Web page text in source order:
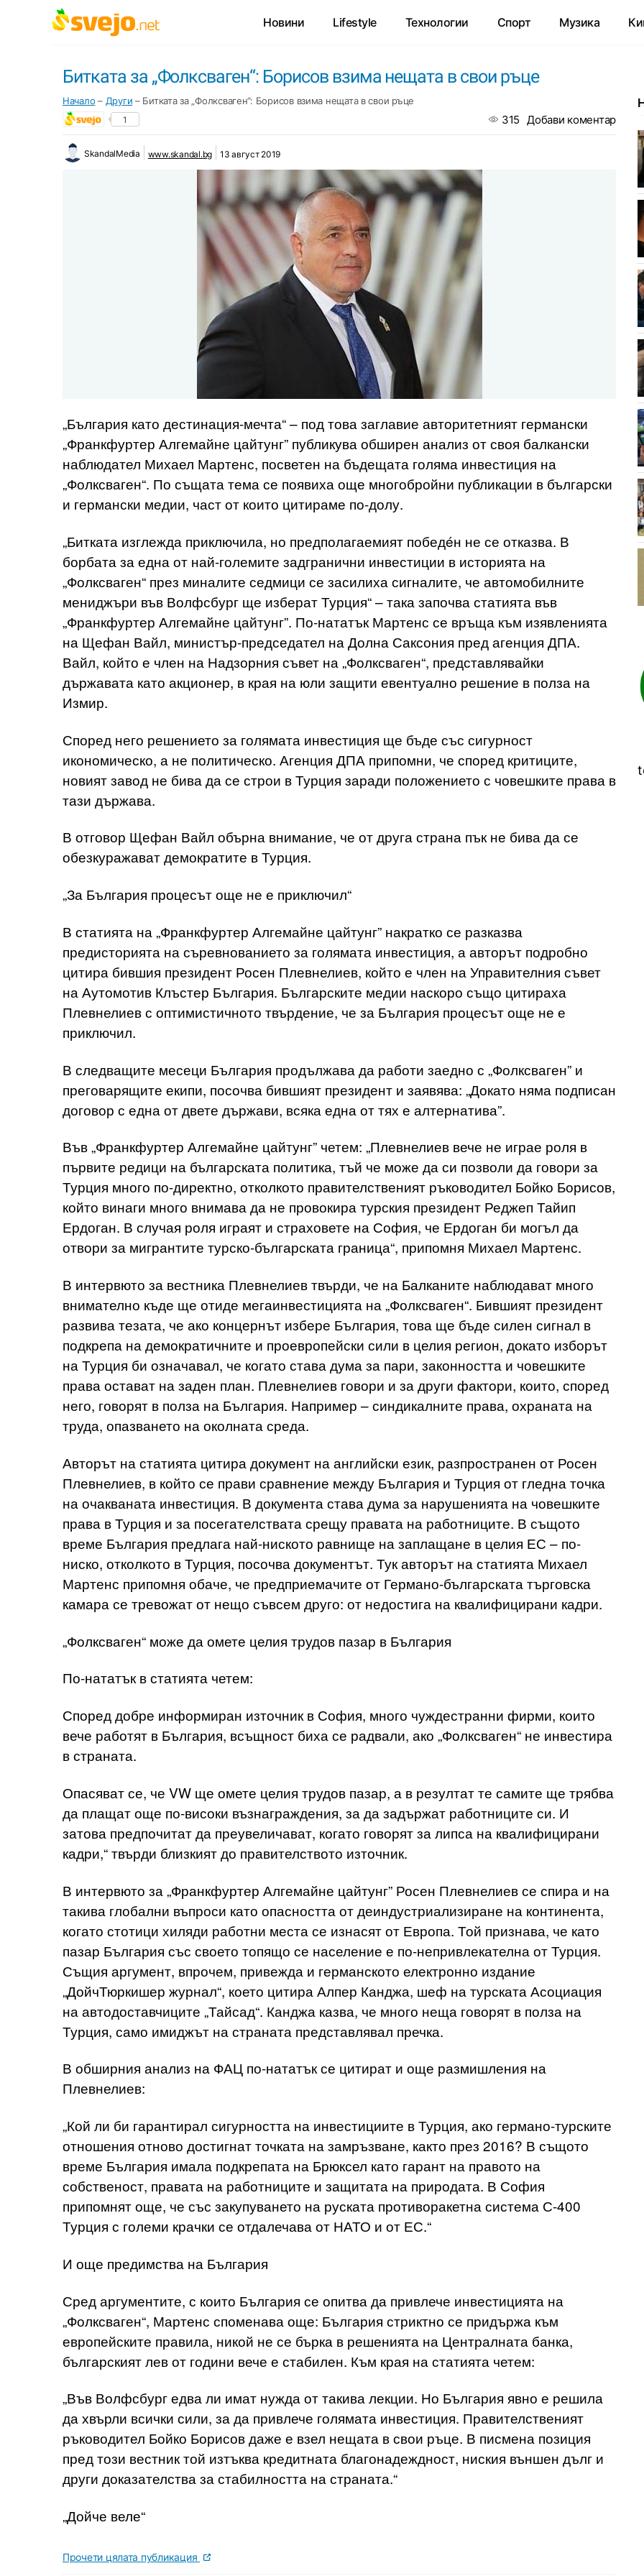
Новини Lifestyle Технологии Спорт Музика
Битката за „Фолксваген“: Борисов взима нещата в свои ръце
Начало – Други – Битката за „Фолксваген“: Борисов взима нещата в свои ръце
1 315 Добави коментар
SkandalMedia www.skandal.bg 13 август 2019
„България като дестинация-мечта“ – под това заглавие авторитетният германски
„Франкфуртер Алгемайне цайтунг” публикува обширен анализ от своя балкански
наблюдател Михаел Мартенс, посветен на бъдещата голяма инвестиция на
„Фолксваген“. По същата тема се появиха още многобройни публикации в български
и германски медии, част от които цитираме по-долу.
„Битката изглежда приключила, но предполагаемият победéн не се отказва. В
борбата за една от най-големите задгранични инвестиции в историята на
„Фолксваген“ през миналите седмици се засилиха сигналите, че автомобилните
мениджъри във Волфсбург ще изберат Турция“ – така започва статията във
„Франкфуртер Алгемайне цайтунг”. По-нататък Мартенс се връща към изявленията
на Щефан Вайл, министър-председател на Долна Саксония пред агенция ДПА.
Вайл, който е член на Надзорния съвет на „Фолксваген“, представлявайки
държавата като акционер, в края на юли защити евентуално решение в полза на
Измир.
Според него решението за голямата инвестиция ще бъде със сигурност
икономическо, а не политическо. Агенция ДПА припомни, че според критиците,
новият завод не бива да се строи в Турция заради положението с човешките права в
тази държава.
В отговор Щефан Вайл обърна внимание, че от друга страна пък не бива да се
обезкуражават демократите в Турция.
„За България процесът още не е приключил“
В статията на „Франкфуртер Алгемайне цайтунг” накратко се разказва
предисторията на съревнованието за голямата инвестиция, а авторът подробно
цитира бившия президент Росен Плевнелиев, който е член на Управителния съвет
на Аутомотив Клъстер България. Българските медии наскоро също цитираха
Плевнелиев с оптимистичното твърдение, че за България процесът още не е
приключил.
В следващите месеци България продължава да работи заедно с „Фолксваген” и
преговарящите екипи, посочва бившият президент и заявява: „Докато няма подписан
договор с една от двете държави, всяка една от тях е алтернатива”.
Във „Франкфуртер Алгемайне цайтунг” четем: „Плевнелиев вече не играе роля в
първите редици на българската политика, тъй че може да си позволи да говори за
Турция много по-директно, отколкото правителственият ръководител Бойко Борисов,
който винаги много внимава да не провокира турския президент Реджеп Тайип
Ердоган. В случая роля играят и страховете на София, че Ердоган би могъл да
отвори за мигрантите турско-българската граница“, припомня Михаел Мартенс.
В интервюто за вестника Плевнелиев твърди, че на Балканите наблюдават много
внимателно къде ще отиде мегаинвестицията на „Фолксваген“. Бившият президент
развива тезата, че ако концернът избере България, това ще бъде силен сигнал в
подкрепа на демократичните и проевропейски сили в целия регион, докато изборът
на Турция би означавал, че когато става дума за пари, законността и човешките
права остават на заден план. Плевнелиев говори и за други фактори, които, според
него, говорят в полза на България. Например – синдикалните права, охраната на
труда, опазването на околната среда.
Авторът на статията цитира документ на английски език, разпространен от Росен
Плевнелиев, в който се прави сравнение между България и Турция от гледна точка
на очакваната инвестиция. В документа става дума за нарушенията на човешките
права в Турция и за посегателствата срещу правата на работниците. В същото
време България предлага най-ниското равнище на заплащане в целия ЕС – по-
ниско, отколкото в Турция, посочва документът. Тук авторът на статията Михаел
Мартенс припомня обаче, че предприемачите от Германо-българската търговска
камара се тревожат от нещо съвсем друго: от недостига на квалифицирани кадри.
„Фолксваген“ може да омете целия трудов пазар в България
По-нататък в статията четем:
Според добре информиран източник в София, много чуждестранни фирми, които
вече работят в България, всъщност биха се радвали, ако „Фолксваген“ не инвестира
в страната.
Опасяват се, че VW ще омете целия трудов пазар, а в резултат те самите ще трябва
да плащат още по-високи възнаграждения, за да задържат работниците си. И
затова предпочитат да преувеличават, когато говорят за липса на квалифицирани
кадри,“ твърди близкият до правителството източник.
В интервюто за „Франкфуртер Алгемайне цайтунг” Росен Плевнелиев се спира и на
такива глобални въпроси като опасността от деиндустриализиране на континента,
когато стотици хиляди работни места се изнасят от Европа. Той признава, че като
пазар България със своето топящо се население е по-непривлекателна от Турция.
Същия аргумент, впрочем, привежда и германското електронно издание
„ДойчТюркишер журнал“, което цитира Алпер Канджа, шеф на турската Асоциация
на автодоставчиците „Тайсад“. Канджа казва, че много неща говорят в полза на
Турция, само имиджът на страната представлявал пречка.
В обширния анализ на ФАЦ по-нататък се цитират и още размишления на
Плевнелиев:
„Кой ли би гарантирал сигурността на инвестициите в Турция, ако германо-турските
отношения отново достигнат точката на замръзване, както през 2016? В същото
време България имала подкрепата на Брюксел като гарант на правото на
собственост, правата на работниците и защитата на природата. В София
припомнят още, че със закупуването на руската противоракетна система С-400
Турция с големи крачки се отдалечава от НАТО и от ЕС.“
И още предимства на България
Сред аргументите, с които България се опитва да привлече инвестицията на
„Фолксваген“, Мартенс споменава още: България стриктно се придържа към
европейските правила, никой не се бърка в решенията на Централната банка,
българският лев от години вече е стабилен. Към края на статията четем:
„Във Волфсбург едва ли имат нужда от такива лекции. Но България явно е решила
да хвърли всички сили, за да привлече голямата инвестиция. Правителственият
ръководител Бойко Борисов даже е взел нещата в свои ръце. В писмена позиция
пред този вестник той изтъква кредитната благонадеждност, ниския външен дълг и
други доказателства за стабилността на страната.“
„Дойче веле“
Прочети цялата публикация